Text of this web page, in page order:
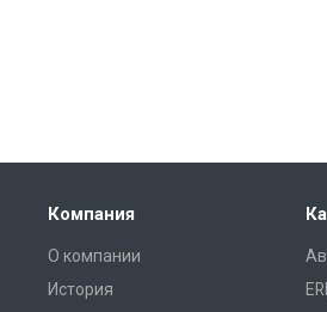
Компания
О компании
История